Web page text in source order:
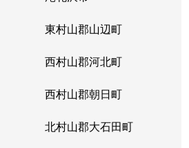
東村山郡山辺町
西村山郡河北町
西村山郡朝日町
北村山郡大石田町